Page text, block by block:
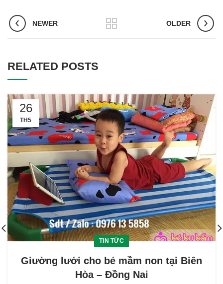
NEWER OLDER
RELATED POSTS
26
TH5
TIN TỨC
Giường lưới cho bé mầm non tại Biên
Hòa – Đồng Nai